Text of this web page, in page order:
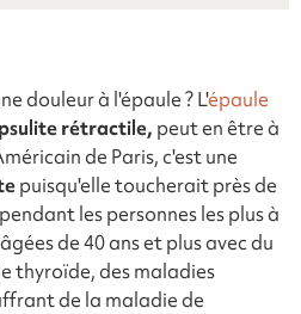
douleur à l'épaule ? L'épaule
rétractile, peut en être à
de Paris, c'est une
puisqu'elle toucherait près de
les personnes les plus à
de 40 ans et plus avec du
thyroïde, des maladies
de la maladie de